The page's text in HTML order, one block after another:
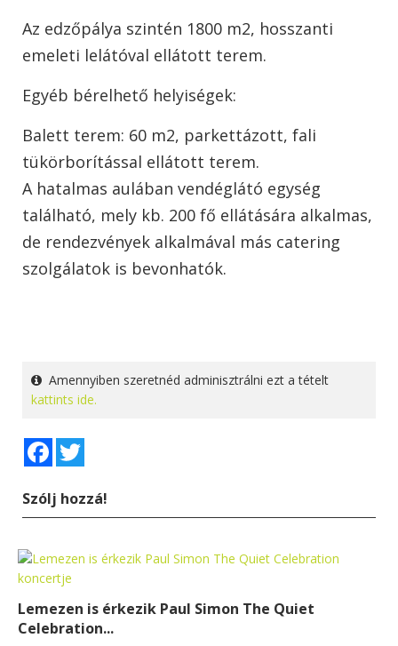
Az edzőpálya szintén 1800 m2, hosszanti
emeleti lelátóval ellátott terem.
Egyéb bérelhető helyiségek:
Balett terem: 60 m2, parkettázott, fali
tükörborítással ellátott terem.
A hatalmas aulában vendéglátó egység
található, mely kb. 200 fő ellátására alkalmas,
de rendezvények alkalmával más catering
szolgálatok is bevonhatók.
Amennyiben szeretnéd adminisztrálni ezt a tételt
kattints ide.
Facebook
Szólj hozzá!
Lemezen is érkezik Paul Simon The Quiet
Celebration...